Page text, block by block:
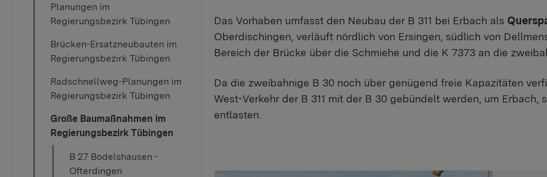
Planungen im
Regierungsbezirk Tübingen
Brücken-Ersatzneubauten im
Regierungsbezirk Tübingen
Radschnellweg-Planungen im
Regierungsbezirk Tübingen
Große Baumaßnahmen im
Regierungsbezirk Tübingen
B 27 Bodelshausen -
Ofterdingen
Das Vorhaben umfasst den Neubau der B 311 bei Erbach als
Oberdischingen, verläuft nördlich von Ersingen, südlich von
Bereich der Brücke über die Schmiehe und die K 7373 an die
Da die zweibahnige B 30 noch über genügend freie Kapazitäten
West-Verkehr der B 311 mit der B 30 gebündelt werden, um Erbach,
entlasten.